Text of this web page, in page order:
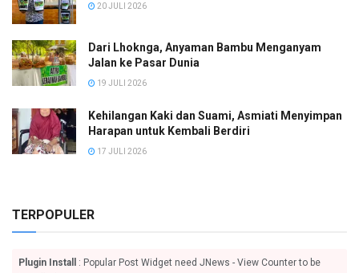
20 JULI 2026
Dari Lhoknga, Anyaman Bambu Menganyam
Jalan ke Pasar Dunia
19 JULI 2026
Kehilangan Kaki dan Suami, Asmiati Menyimpan
Harapan untuk Kembali Berdiri
17 JULI 2026
TERPOPULER
Plugin Install
: Popular Post Widget need JNews - View Counter to be